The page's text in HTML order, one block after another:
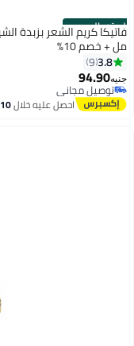
الستور الرسمي
مل + خصم 10%
3.8
9
جنيه94.90
توصيل مجاني
توصيل مجانياحصل عليه خلال10